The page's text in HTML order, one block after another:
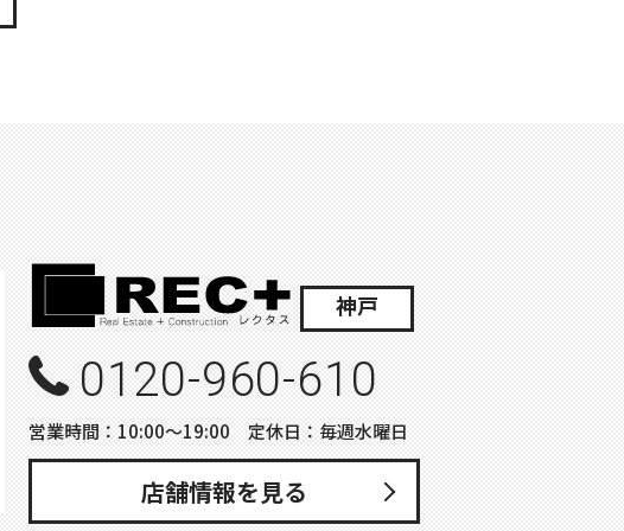
神戸
0120-960-610
営業時間：10:00〜19:00 定休日：毎週水曜日
店舗情報を見る